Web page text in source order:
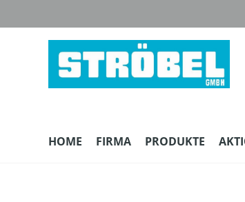
HOME FIRMA PRODUKTE